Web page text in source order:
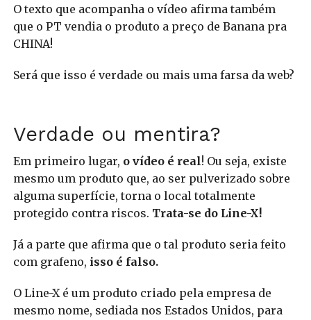
O texto que acompanha o vídeo afirma também
que o PT vendia o produto a preço de Banana pra
CHINA!
Será que isso é verdade ou mais uma farsa da web?
Verdade ou mentira?
Em primeiro lugar, o vídeo é real! Ou seja, existe
mesmo um produto que, ao ser pulverizado sobre
alguma superfície, torna o local totalmente
protegido contra riscos. Trata-se do Line-X!
Já a parte que afirma que o tal produto seria feito
com grafeno, isso é falso.
O Line-X é um produto criado pela empresa de
mesmo nome, sediada nos Estados Unidos, para